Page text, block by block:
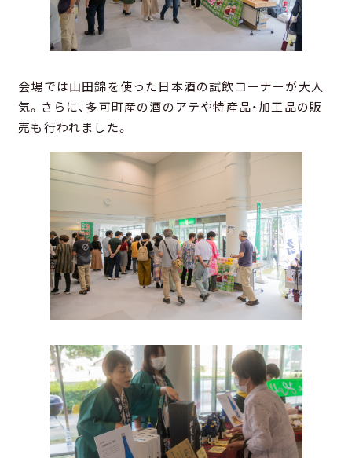
会場では山田錦を使った日本酒の試飲コーナーが大人
気。さらに、多可町産の酒のアテや特産品・加工品の販
売も行われました。